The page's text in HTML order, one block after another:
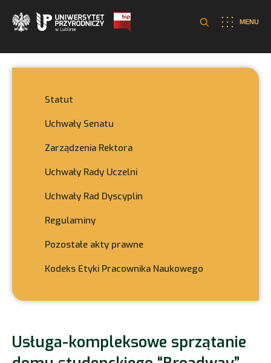
MENU
Statut
Uchwały Senatu
Zarządzenia Rektora
Uchwały Rady Uczelni
Uchwały Rad Dyscyplin
Regulaminy
Pozostałe akty prawne
Kodeks Etyki Pracownika Naukowego
Usługa-kompleksowe sprzątanie